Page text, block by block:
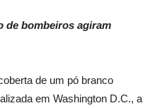
de bombeiros agiram
de um pó branco
em Washington D.C., a